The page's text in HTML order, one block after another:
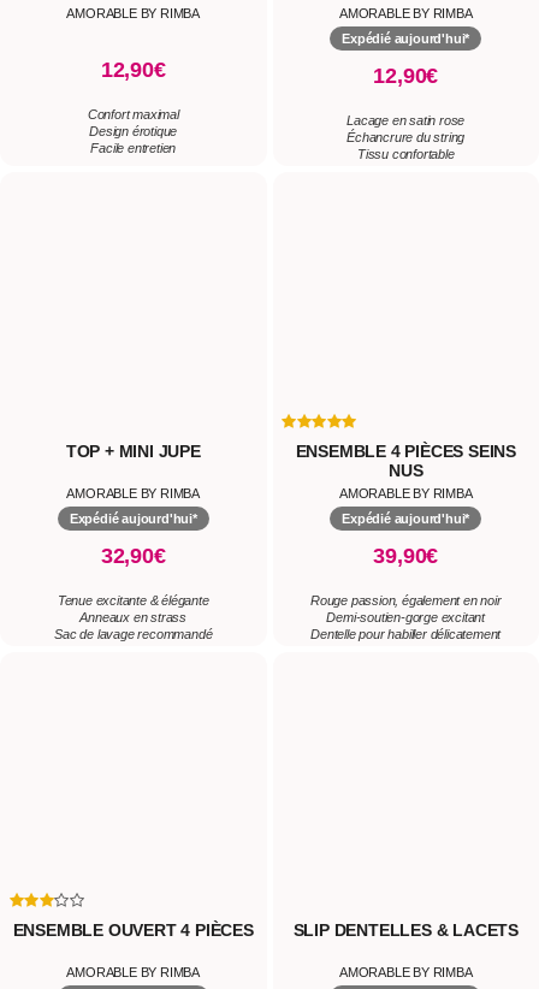
AMORABLE BY RIMBA
Expédié aujourd'hui*
12,90€
Lacage en satin rose
Échancrure du string
Tissu confortable
TOP + MINI JUPE
AMORABLE BY RIMBA
Expédié aujourd'hui*
32,90€
Tenue excitante & élégante
Anneaux en strass
Sac de lavage recommandé
ENSEMBLE 4 PIÈCES SEINS
NUS
AMORABLE BY RIMBA
Expédié aujourd'hui*
39,90€
Rouge passion, également en noir
Demi-soutien-gorge excitant
Dentelle pour habiller délicatement
ENSEMBLE OUVERT 4 PIÈCES
AMORABLE BY RIMBA
SLIP DENTELLES & LACETS
AMORABLE BY RIMBA